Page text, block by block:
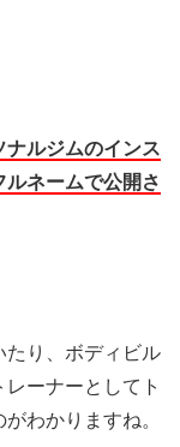
ナルジムのインス
ネームで公開さ
たり、ボディビル
ーナーとしてト
わかりますね。